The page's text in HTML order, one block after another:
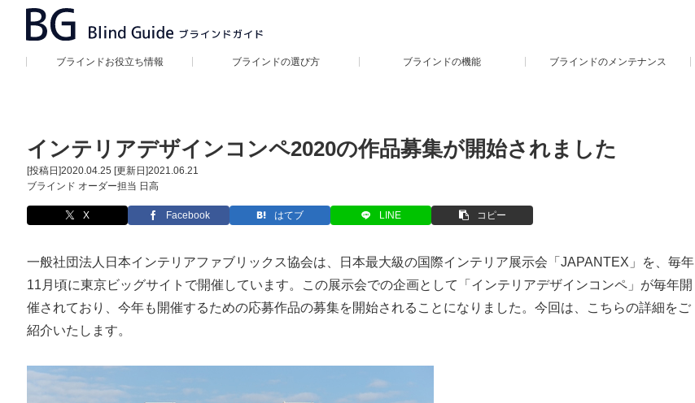
ブラインドお役立ち情報 ブラインドの選び方 ブラインドの機能 ブラインドのメンテナンス
インテリアデザインコンペ2020の作品募集が開始されました
[投稿日]2020.04.25 [更新日]2021.06.21
ブラインド オーダー担当 日高
X Facebook はてブ LINE コピー
一般社団法人日本インテリアファブリックス協会は、日本最大級の国際インテリア展示会「JAPANTEX」を、毎年
11月頃に東京ビッグサイトで開催しています。この展示会での企画として「インテリアデザインコンペ」が毎年開
催されており、今年も開催するための応募作品の募集を開始されることになりました。今回は、こちらの詳細をご
紹介いたします。